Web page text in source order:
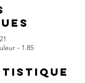
- 1.85